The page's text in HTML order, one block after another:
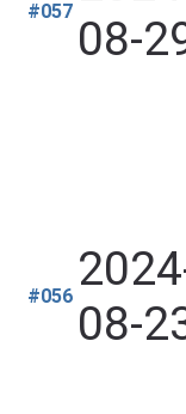
#057
08-
#056
08-